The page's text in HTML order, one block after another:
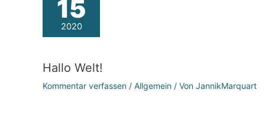
15
2020
Hallo Welt!
Kommentar verfassen / Allgemein / Von JannikMarquart